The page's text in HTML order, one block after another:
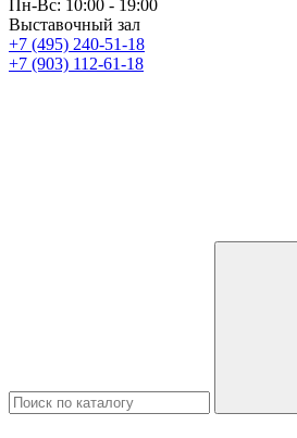
Пн-Вс: 10:00 - 19:00
Выставочный зал
+7 (495) 240-51-18
+7 (903) 112-61-18